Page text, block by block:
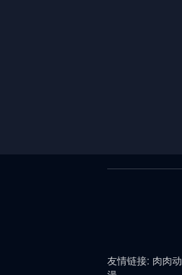
友情链接: 肉肉动